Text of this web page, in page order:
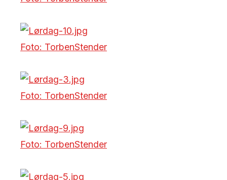
Foto: TorbenStender
Foto: TorbenStender
Foto: TorbenStender